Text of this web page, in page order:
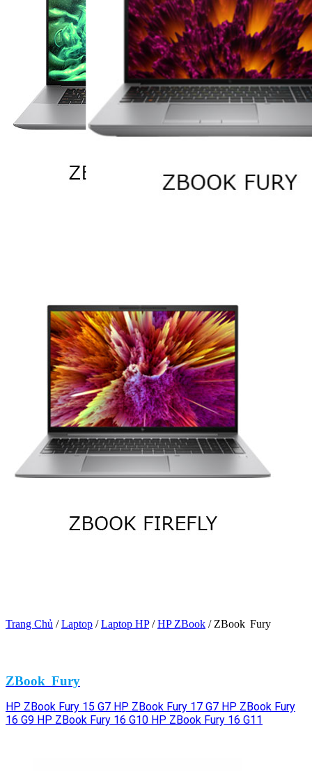
Trang Chủ /Laptop /Laptop HP/HP ZBook / ZBook Fury
ZBook Fury
HP ZBook Fury 15 G7 HP ZBook Fury 17 G7 HP ZBook Fury
16 G9 HP ZBook Fury 16 G10 HP ZBook Fury 16 G11